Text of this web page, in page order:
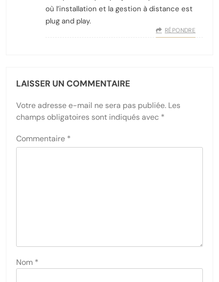
où l’installation et la gestion à distance est
plug and play.
RÉPONDRE
LAISSER UN COMMENTAIRE
Votre adresse e-mail ne sera pas publiée. Les
champs obligatoires sont indiqués avec *
Commentaire *
Nom *